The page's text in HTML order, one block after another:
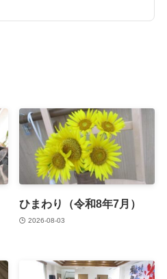
ひまわり（令和8年7月）
2026-08-03